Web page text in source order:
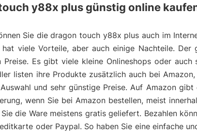
y88x plus günstig online
Sie die dragon touch y88x plus auch im
hat viele Vorteile, aber auch einige Nachteile.
Preise. Es gibt viele kleine Onlineshops oder
listen ihre Produkte zusätzlich auch bei
und sehr günstige Preise. Auf Amazon
wenn Sie bei Amazon bestellen, meist
die Ware meistens gratis geliefert. Bezahlen
oder Paypal. So haben Sie eine einfache